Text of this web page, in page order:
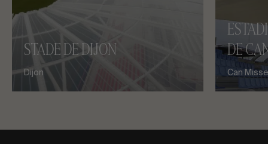
STADE DE DIJON
Dijon
DE
Can